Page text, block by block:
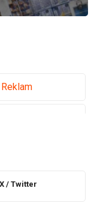
Reklam
X / Twitter